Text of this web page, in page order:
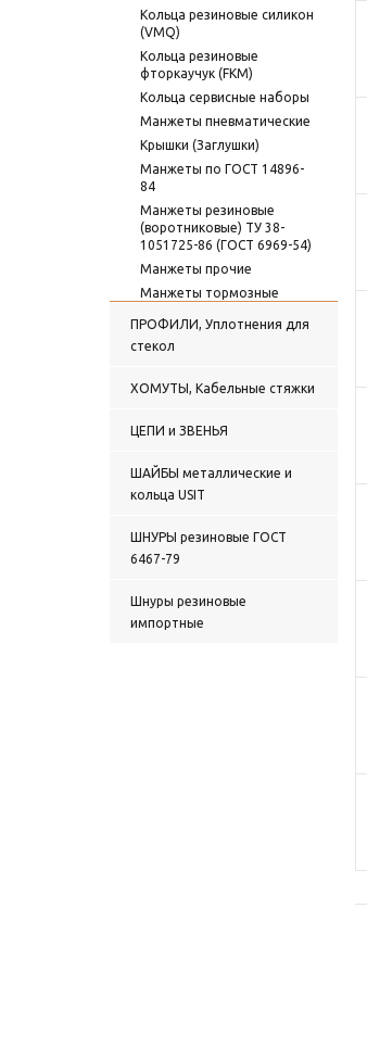
Кольца резиновые силикон
(VMQ)
Кольца резиновые
фторкаучук (FKM)
Кольца сервисные наборы
Манжеты пневматические
Крышки (Заглушки)
Манжеты по ГОСТ 14896-
84
Манжеты резиновые
(воротниковые) ТУ 38-
1051725-86 (ГОСТ 6969-54)
Манжеты прочие
Манжеты тормозные
Пневматические и
гидравлические поршни
Прокладки, вставки
уплотнения
двусторонние
Сальники импортные
(Манжеты армированные)
Сальники импортные
(Манжеты армированные)
Сальники импортные
(Манжеты армированные)
ПРОФИЛИ, Уплотнения для
стекол
ХОМУТЫ, Кабельные стяжки
ЦЕПИ и ЗВЕНЬЯ
ШАЙБЫ металлические и
кольца USIT
ШНУРЫ резиновые ГОСТ
6467-79
Шнуры резиновые
импортные